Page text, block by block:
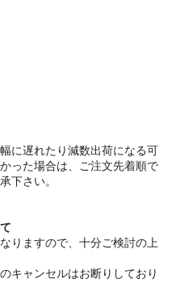
に遅れたり減数出荷になる可
った場合は、ご注文先着順で
下さい。
りますので、十分ご検討の上
キャンセルはお断りしており